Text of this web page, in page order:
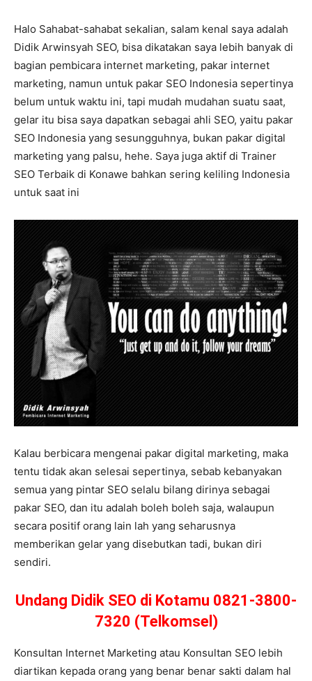
Halo Sahabat-sahabat sekalian, salam kenal saya adalah
Didik Arwinsyah SEO, bisa dikatakan saya lebih banyak di
bagian pembicara internet marketing, pakar internet
marketing, namun untuk pakar SEO Indonesia sepertinya
belum untuk waktu ini, tapi mudah mudahan suatu saat,
gelar itu bisa saya dapatkan sebagai ahli SEO, yaitu pakar
SEO Indonesia yang sesungguhnya, bukan pakar digital
marketing yang palsu, hehe. Saya juga aktif di Trainer
SEO Terbaik di Konawe bahkan sering keliling Indonesia
untuk saat ini
Kalau berbicara mengenai pakar digital marketing, maka
tentu tidak akan selesai sepertinya, sebab kebanyakan
semua yang pintar SEO selalu bilang dirinya sebagai
pakar SEO, dan itu adalah boleh boleh saja, walaupun
secara positif orang lain lah yang seharusnya
memberikan gelar yang disebutkan tadi, bukan diri
sendiri.
Undang Didik SEO di Kotamu 0821-3800-
7320 (Telkomsel)
Konsultan Internet Marketing atau Konsultan SEO lebih
diartikan kepada orang yang benar benar sakti dalam hal